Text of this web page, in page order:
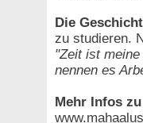
Die
zu studieren.
"Zeit ist
nennen es
Mehr Infos